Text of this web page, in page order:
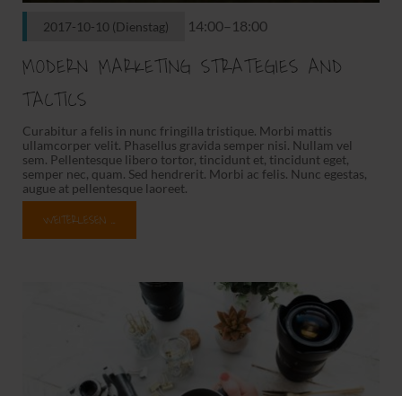
2017-10-10 (Dienstag) 14:00–18:00
MODERN MARKETING STRATEGIES AND
TACTICS
Curabitur a felis in nunc fringilla tristique. Morbi mattis
ullamcorper velit. Phasellus gravida semper nisi. Nullam vel
sem. Pellentesque libero tortor, tincidunt et, tincidunt eget,
semper nec, quam. Sed hendrerit. Morbi ac felis. Nunc egestas,
augue at pellentesque laoreet.
WEITERLESEN …